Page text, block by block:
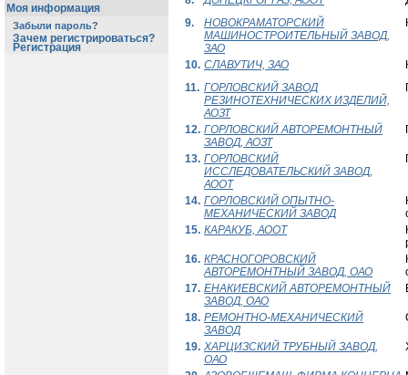
Моя информация
Забыли пароль?
Зачем регистрироваться?
Регистрация
9.
НОВОКРАМАТОРСКИЙ
МАШИНОСТРОИТЕЛЬНЫЙ ЗАВОД,
ЗАО
10. СЛАВУТИЧ, ЗАО
11. ГОРЛОВСКИЙ ЗАВОД
РЕЗИНОТЕХНИЧЕСКИХ ИЗДЕЛИЙ,
АОЗТ
12. ГОРЛОВСКИЙ АВТОРЕМОНТНЫЙ
ЗАВОД, АОЗТ
13. ГОРЛОВСКИЙ
ИССЛЕДОВАТЕЛЬСКИЙ ЗАВОД,
АООТ
14. ГОРЛОВСКИЙ ОПЫТНО-
МЕХАНИЧЕСКИЙ ЗАВОД
15. КАРАКУБ, АООТ
16. КРАСНОГОРОВСКИЙ
АВТОРЕМОНТНЫЙ ЗАВОД, ОАО
17. ЕНАКИЕВСКИЙ АВТОРЕМОНТНЫЙ
ЗАВОД, ОАО
18. РЕМОНТНО-МЕХАНИЧЕСКИЙ
ЗАВОД
19. ХАРЦИЗСКИЙ ТРУБНЫЙ ЗАВОД,
ОАО